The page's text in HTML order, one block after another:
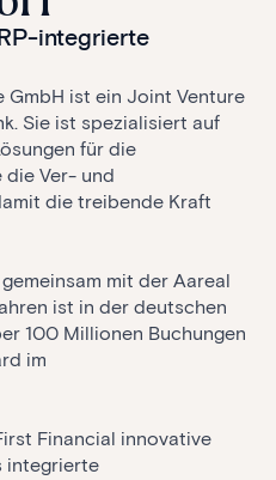
integrierte
GmbH ist ein Joint Venture
Sie ist spezialisiert auf
für die
Ver- und
die treibende Kraft
mit der Aareal
ist in der deutschen
100 Millionen Buchungen
im
Financial innovative
integrierte